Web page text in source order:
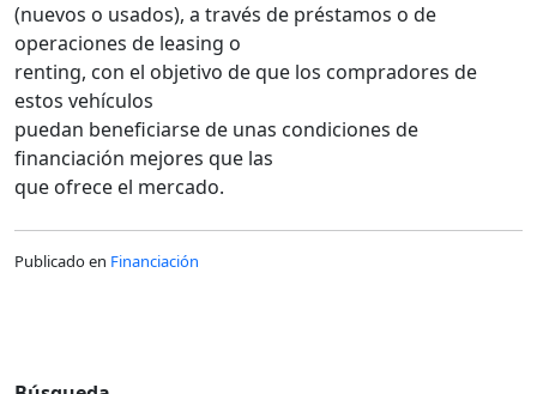
(nuevos o usados), a través de préstamos o de
operaciones de leasing o
renting, con el objetivo de que los compradores de
estos vehículos
puedan beneficiarse de unas condiciones de
financiación mejores que las
que ofrece el mercado.
Publicado en Financiación